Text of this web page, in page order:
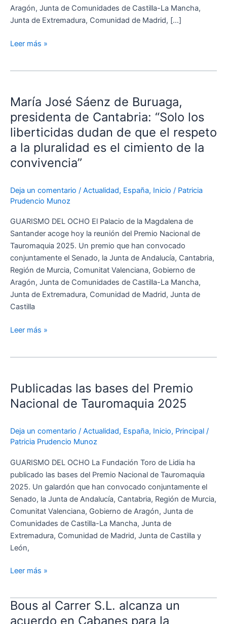
Aragón, Junta de Comunidades de Castilla-La Mancha,
Junta de Extremadura, Comunidad de Madrid, […]
Leer más »
María José Sáenz de Buruaga,
presidenta de Cantabria: “Solo los
liberticidas dudan de que el respeto
a la pluralidad es el cimiento de la
convivencia”
Deja un comentario / Actualidad, España, Inicio / Patricia
Prudencio Munoz
GUARISMO DEL OCHO El Palacio de la Magdalena de
Santander acoge hoy la reunión del Premio Nacional de
Tauromaquia 2025. Un premio que han convocado
conjuntamente el Senado, la Junta de Andalucía, Cantabria,
Región de Murcia, Comunitat Valenciana, Gobierno de
Aragón, Junta de Comunidades de Castilla-La Mancha,
Junta de Extremadura, Comunidad de Madrid, Junta de
Castilla
Sáenz
de
Buruaga,
presidenta
de
Cantabria:
los
liberticidas
de
que
el
respeto
a
la
pluralidad
es
cimiento
la
Leer más »
Publicadas las bases del Premio
Nacional de Tauromaquia 2025
Deja un comentario / Actualidad, España, Inicio, Principal /
Patricia Prudencio Munoz
GUARISMO DEL OCHO La Fundación Toro de Lidia ha
publicado las bases del Premio Nacional de Tauromaquia
2025. Un galardón que han convocado conjuntamente el
Senado, la Junta de Andalucía, Cantabria, Región de Murcia,
Comunitat Valenciana, Gobierno de Aragón, Junta de
Comunidades de Castilla-La Mancha, Junta de
Extremadura, Comunidad de Madrid, Junta de Castilla y
León,
bases
del
de
2025
Leer más »
Bous al Carrer S.L. alcanza un
acuerdo en Cabanes para la
Bous